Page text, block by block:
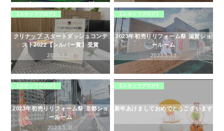
【スタッフブログ】
クリナップ スタートダッシュコンテ
スト2022【シルバー賞】受賞
2023.1.31
【スタッフブログ】
2023年初売りリフォーム祭 滋賀ショ
ールーム
2023.1.12
【スタッフブログ】
2023年初売りリフォーム祭 京都ショ
ールーム
2023.1.11
【スタッフブログ】
新年あけましておめでとうございます
2023.1.07